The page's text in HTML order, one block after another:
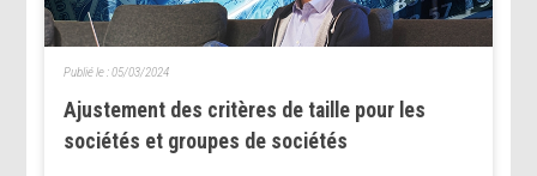
Ajustement des critères de taille pour les
sociétés et groupes de sociétés
Publié le :05/03/2024